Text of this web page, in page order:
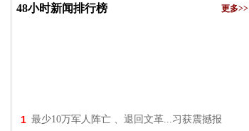
48小时新闻排行榜 更多>>
1 最少10万军人阵亡 、退回文革...习获震撼报